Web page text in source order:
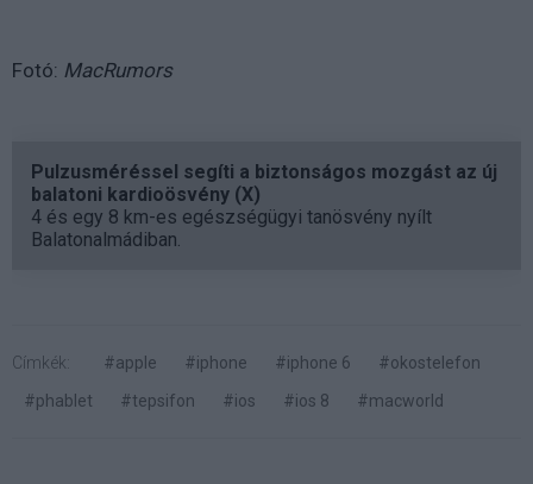
Fotó: MacRumors
Pulzusméréssel segíti a biztonságos mozgást az új
balatoni kardioösvény (X)
4 és egy 8 km-es egészségügyi tanösvény nyílt
Balatonalmádiban.
Címkék: #apple #iphone #iphone 6
#okostelefon
#phablet
#tepsifon #ios #ios 8 #macworld